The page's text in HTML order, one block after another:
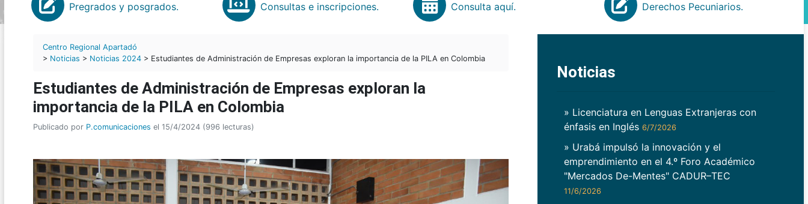
Pregrados y posgrados.
Consultas e inscripciones.
Consulta aquí.
Derechos Pecuniarios.
Centro Regional Apartadó
> Noticias > Noticias 2024 > Estudiantes de Administración de Empresas exploran la importancia de la PILA en Colombia
Estudiantes de Administración de Empresas exploran la
importancia de la PILA en Colombia
Publicado por P.comunicaciones el 15/4/2024 (996 lecturas)
Noticias
» Licenciatura en Lenguas Extranjeras con
énfasis en Inglés 6/7/2026
» Urabá impulsó la innovación y el
emprendimiento en el 4.º Foro Académico
"Mercados De-Mentes" CADUR–TEC
11/6/2026